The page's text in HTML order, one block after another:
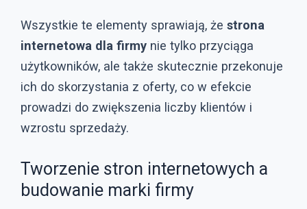
Wszystkie te elementy sprawiają, że strona
internetowa dla firmy nie tylko przyciąga
użytkowników, ale także skutecznie przekonuje
ich do skorzystania z oferty, co w efekcie
prowadzi do zwiększenia liczby klientów i
wzrostu sprzedaży.
Tworzenie stron internetowych a
budowanie marki firmy